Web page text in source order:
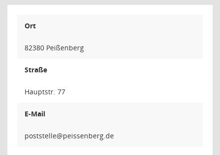
Ort
82380 Peißenberg
Straße
Hauptstr. 77
E-Mail
ellet